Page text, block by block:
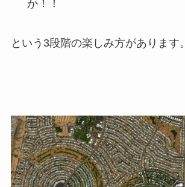
か！！
という3段階の楽しみ方があります。